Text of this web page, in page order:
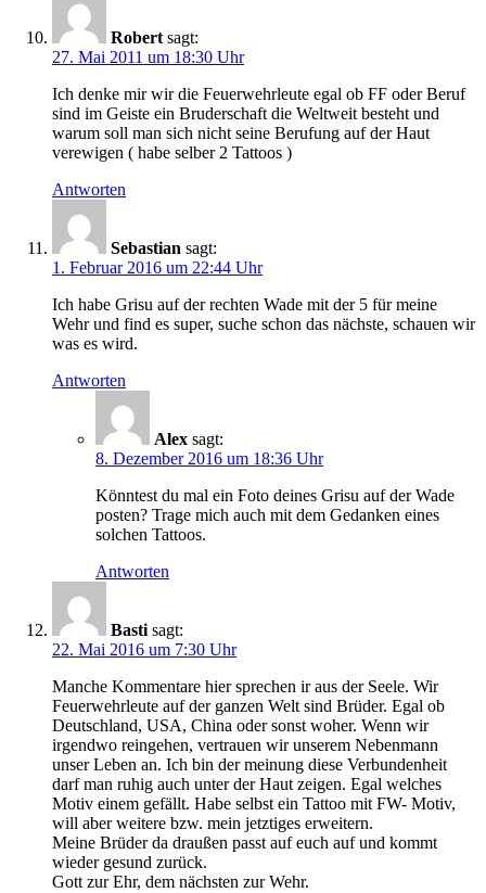
Robert sagt:
27. Mai 2011 um 18:30 Uhr
Ich denke mir wir die Feuerwehrleute egal ob FF oder Beruf
sind im Geiste ein Bruderschaft die Weltweit besteht und
warum soll man sich nicht seine Berufung auf der Haut
verewigen ( habe selber 2 Tattoos )
Antworten
Sebastian sagt:
1. Februar 2016 um 22:44 Uhr
Ich habe Grisu auf der rechten Wade mit der 5 für meine
Wehr und find es super, suche schon das nächste, schauen wir
was es wird.
Antworten
Alex sagt:
8. Dezember 2016 um 18:36 Uhr
Könntest du mal ein Foto deines Grisu auf der Wade
posten? Trage mich auch mit dem Gedanken eines
solchen Tattoos.
Antworten
Basti sagt:
22. Mai 2016 um 7:30 Uhr
Manche Kommentare hier sprechen ir aus der Seele. Wir
Feuerwehrleute auf der ganzen Welt sind Brüder. Egal ob
Deutschland, USA, China oder sonst woher. Wenn wir
irgendwo reingehen, vertrauen wir unserem Nebenmann
unser Leben an. Ich bin der meinung diese Verbundenheit
darf man ruhig auch unter der Haut zeigen. Egal welches
Motiv einem gefällt. Habe selbst ein Tattoo mit FW- Motiv,
will aber weitere bzw. mein jetztiges erweitern.
Meine Brüder da draußen passt auf euch auf und kommt
wieder gesund zurück.
Gott zur Ehr, dem nächsten zur Wehr.